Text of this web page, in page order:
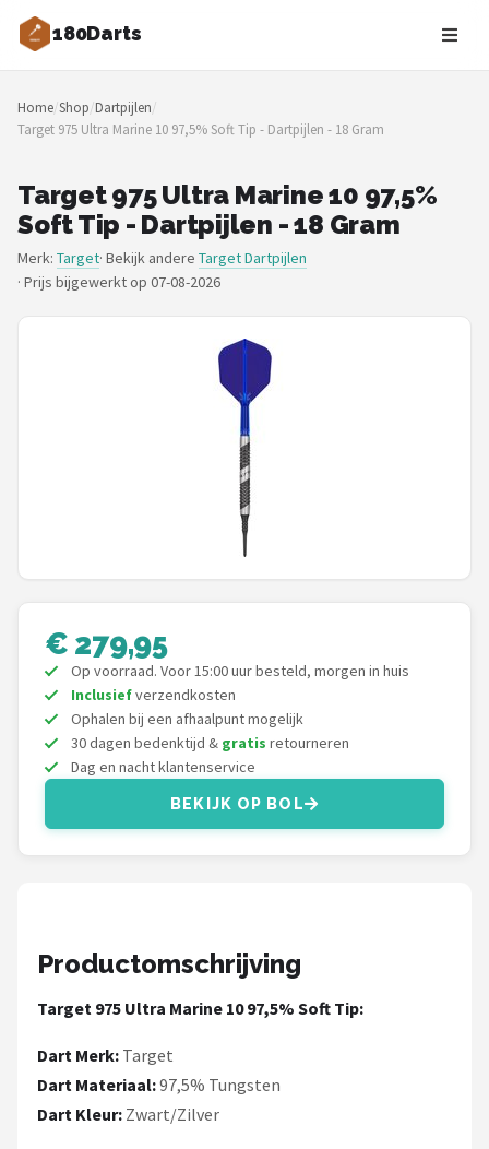
180Darts
Zoeken
NAVIGATIE
Merken
Blog
Dartspelers
Winmau
Bull's
Dart
ABC Darts
Red Dragon
Home/Shop/Dartpijlen/
Target 975 Ultra Marine 10 97,5% Soft Tip - Dartpijlen - 18 Gram
Target 975 Ultra Marine 10 97,5%
Soft Tip - Dartpijlen - 18 Gram
Merk: Target· Bekijk andere Target Dartpijlen
· Prijs bijgewerkt op 07-08-2026
€ 279,95
Op voorraad. Voor 15:00 uur besteld, morgen in huis
Inclusiefverzendkosten
Ophalen bij een afhaalpunt mogelijk
30 dagen bedenktijd & gratis retourneren
Dag en nacht klantenservice
BEKIJK OP BOL
Productomschrijving
Target 975 Ultra Marine 10 97,5% Soft Tip:
Dart Merk: Target
Dart Materiaal:97,5% Tungsten
Dart Kleur: Zwart/Zilver